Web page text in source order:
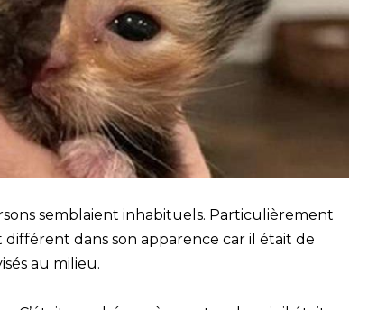
semblaient inhabituels. Particulièrement
dans son apparence car il était de
au milieu.